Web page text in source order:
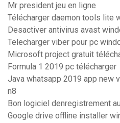
Mr president jeu en ligne
Télécharger daemon tools lite
Desactiver antivirus avast
Telecharger viber pour pc
Microsoft project gratuit
Formula 1 2019 pc télécharger
Java whatsapp 2019 app new
n8
Bon logiciel denregistrement
Google drive offline installer